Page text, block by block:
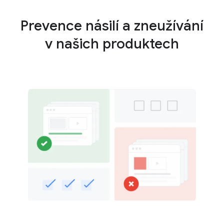
Prevence násilí a zneužívání
v našich produktech